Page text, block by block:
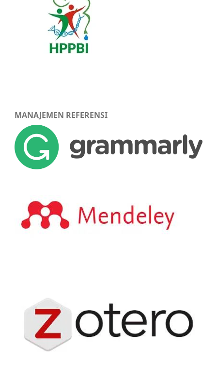
MANAJEMEN REFERENSI